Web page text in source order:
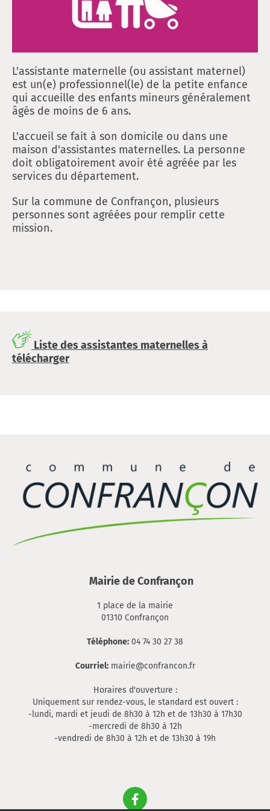
L'assistante maternelle (ou assistant maternel)
est un(e) professionnel(le) de la petite enfance
qui accueille des enfants mineurs généralement
âgés de moins de 6 ans.
L'accueil se fait à son domicile ou dans une
maison d'assistantes maternelles. La personne
doit obligatoirement avoir été agréée par les
services du département.
Sur la commune de Confrançon, plusieurs
personnes sont agréées pour remplir cette
mission.
Liste des assistantes maternelles à
télécharger
Mairie de Confrançon
1 place de la mairie
01310 Confrançon
Téléphone: 04 74 30 27 38
Courriel: mairie@confrancon.fr
Horaires d'ouverture :
Uniquement sur rendez-vous, le standard est ouvert :
-lundi, mardi et jeudi de 8h30 à 12h et de 13h30 à 17h30
-mercredi de 8h30 à 12h
-vendredi de 8h30 à 12h et de 13h30 à 19h
Facebook